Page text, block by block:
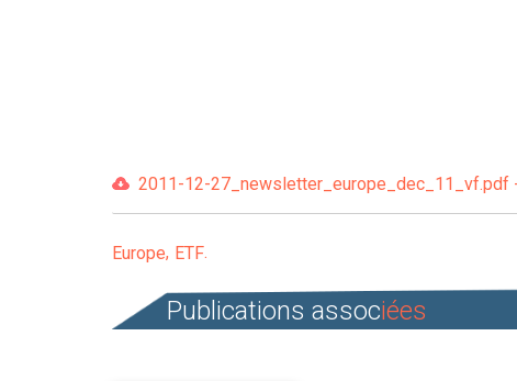
2011-12-27_newsletter_europe_dec_11_vf.pdf
Europe ETF
Publications associées